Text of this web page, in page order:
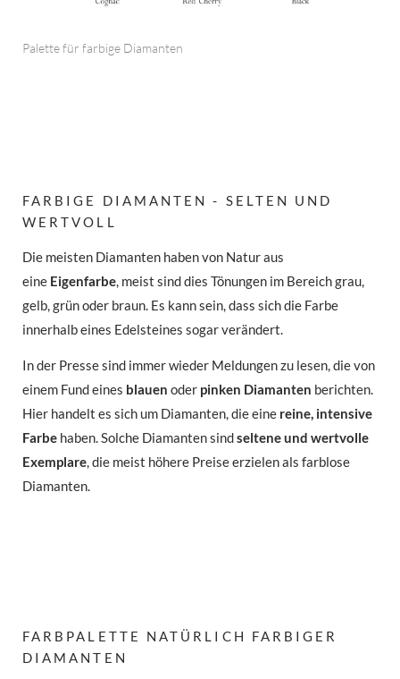
Palette für farbige Diamanten
FARBIGE DIAMANTEN - SELTEN UND
WERTVOLL
Die meisten Diamanten haben von Natur aus
eine Eigenfarbe , meist sind dies Tönungen im Bereich grau,
gelb, grün oder braun. Es kann sein, dass sich die Farbe
innerhalb eines Edelsteines sogar verändert.
In der Presse sind immer wieder Meldungen zu lesen, die von
einem Fund eines blauen oder pinken Diamanten berichten.
Hier handelt es sich um Diamanten, die eine reine, intensive
Farbe haben. Solche Diamanten sindseltene und wertvolle
Exemplare, die meist höhere Preise erzielen als farblose
Diamanten.
FARBPALETTE NATÜRLICH FARBIGER
DIAMANTEN